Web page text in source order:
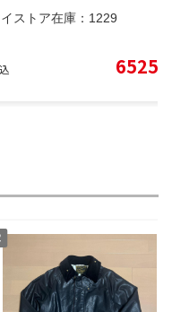
ストア在庫： 1229
6525